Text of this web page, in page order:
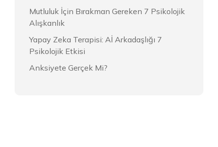
Mutluluk İçin Bırakman Gereken 7 Psikolojik
Alışkanlık
Yapay Zeka Terapisi: Aİ Arkadaşlığı 7
Psikolojik Etkisi
Anksiyete Gerçek Mi?